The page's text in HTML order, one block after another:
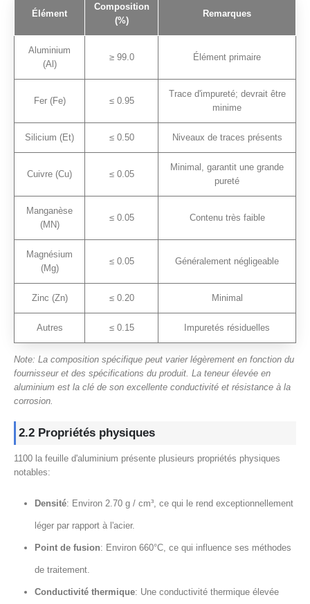
Élément
Composition
(%)
Remarques
Aluminium
(Al)
≥ 99.0 Élément primaire
Fer (Fe) ≤ 0.95
Trace d'impureté; devrait être
minime
Silicium (Et) ≤ 0.50 Niveaux de traces présents
Cuivre (Cu) ≤ 0.05
Minimal, garantit une grande
pureté
Manganèse
(MN)
≤ 0.05 Contenu très faible
Magnésium
(Mg)
≤ 0.05 Généralement négligeable
Zinc (Zn) ≤ 0.20 Minimal
Autres ≤ 0.15 Impuretés résiduelles
Note: La composition spécifique peut varier légèrement en fonction du
fournisseur et des spécifications du produit. La teneur élevée en
aluminium est la clé de son excellente conductivité et résistance à la
corrosion.
2.2 Propriétés physiques
1100 la feuille d'aluminium présente plusieurs propriétés physiques
notables:
Densité: Environ 2.70 g / cm³, ce qui le rend exceptionnellement
léger par rapport à l'acier.
Point de fusion: Environ 660°C, ce qui influence ses méthodes
de traitement.
Conductivité thermique: Une conductivité thermique élevée